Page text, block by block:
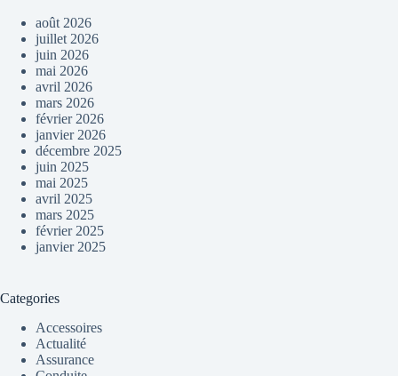
août 2026
juillet 2026
juin 2026
mai 2026
avril 2026
mars 2026
février 2026
janvier 2026
décembre 2025
juin 2025
mai 2025
avril 2025
mars 2025
février 2025
janvier 2025
Categories
Accessoires
Actualité
Assurance